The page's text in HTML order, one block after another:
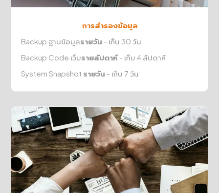
การสำรองข้อมูล
Backup ฐานข้อมูลรายวัน - เก็บ 30 วัน
Backup Code เว็บรายสัปดาห์ - เก็บ 4 สัปดาห์
System Snapshot รายวัน - เก็บ 7 วัน